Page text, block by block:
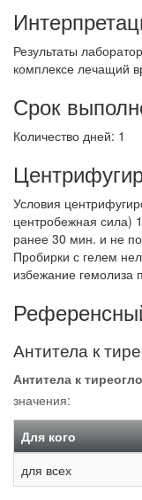
Результаты
комплексе лечащий
Срок
Количество дней: 1
Условия
центробежная сила)
ранее 30 мин. и не
Пробирки с гелем
избежание гемолиза
Антитела к
Антитела к
значения:
Для кого
для всех